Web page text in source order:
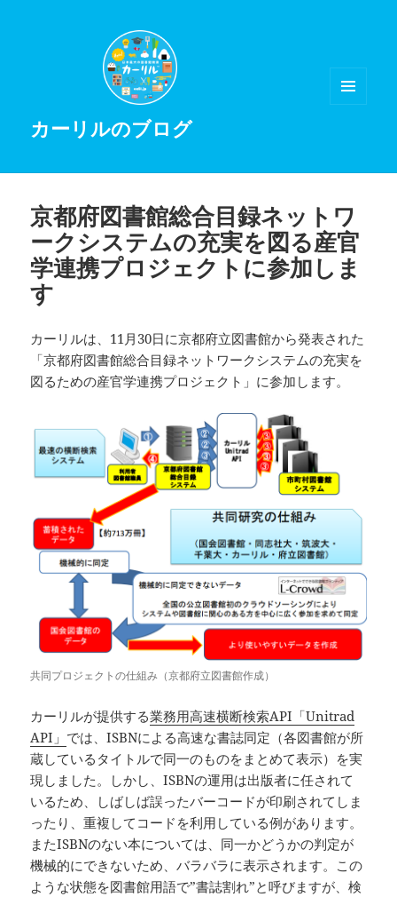
カーリルのブログ
京都府図書館総合目録ネットワ
ークシステムの充実を図る産官
学連携プロジェクトに参加しま
す
カーリルは、11月30日に京都府立図書館から発表された
「京都府図書館総合目録ネットワークシステムの充実を
図るための産官学連携プロジェクト」に参加します。
共同プロジェクトの仕組み（京都府立図書館作成）
カーリルが提供する業務用高速横断検索API「Unitrad
API」 では、ISBNによる高速な書誌同定（各図書館が所
蔵しているタイトルで同一のものをまとめて表示）を実
現しました。しかし、ISBNの運用は出版者に任されて
いるため、しばしば誤ったバーコードが印刷されてしま
ったり、重複してコードを利用している例があります。
またISBNのない本については、同一かどうかの判定が
機械的にできないため、バラバラに表示されます。この
ような状態を図書館用語で”書誌割れ”と呼びますが、検